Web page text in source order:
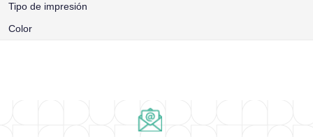
Tipo de impresión
Color